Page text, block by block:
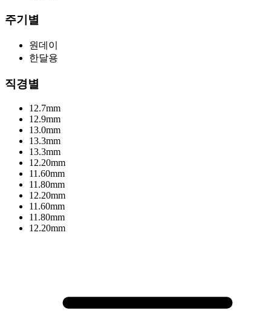
주기별
원데이
한달용
직경별
12.7mm
12.9mm
13.0mm
13.3mm
13.3mm
12.20mm
11.60mm
11.80mm
12.20mm
11.60mm
11.80mm
12.20mm